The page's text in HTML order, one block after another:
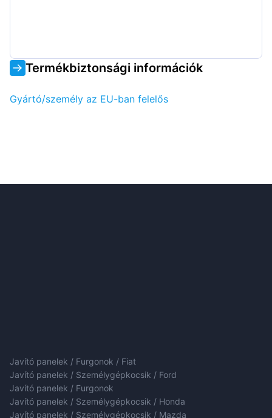
Termékbiztonsági információk
Gyártó/személy az EU-ban felelős
Javító panelek / Furgonok / Fiat
Javító panelek / Személygépkocsik / Ford
Javító panelek / Furgonok
Javító panelek / Személygépkocsik / Honda
Javító panelek / Személygépkocsik / Mazda